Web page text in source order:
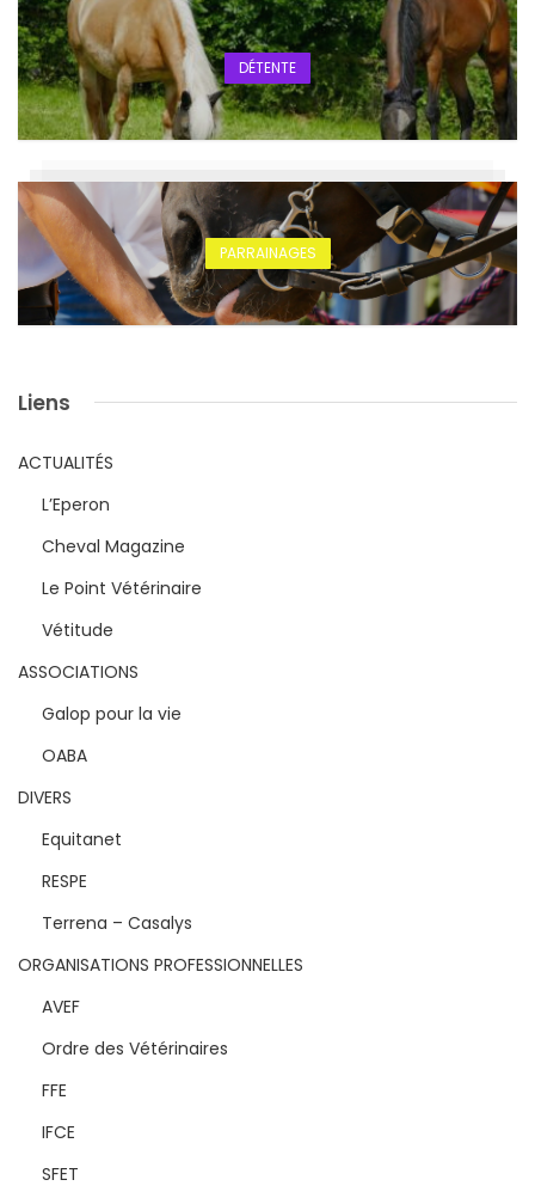
DÉTENTE
PARRAINAGES
Liens
ACTUALITÉS
L’Eperon
Cheval Magazine
Le Point Vétérinaire
Vétitude
ASSOCIATIONS
Galop pour la vie
OABA
DIVERS
Equitanet
RESPE
Terrena – Casalys
ORGANISATIONS PROFESSIONNELLES
AVEF
Ordre des Vétérinaires
FFE
IFCE
SFET